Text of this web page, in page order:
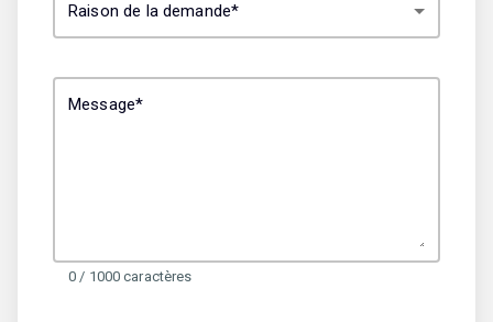
Raison de la demande*
Message*
0 / 1000 caractères